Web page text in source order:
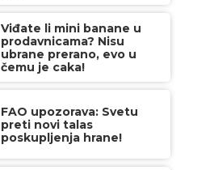
Viđate li mini banane u
prodavnicama? Nisu
ubrane prerano, evo u
čemu je caka!
FAO upozorava: Svetu
preti novi talas
poskupljenja hrane!